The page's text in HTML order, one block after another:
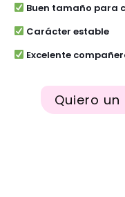
Buen tamaño para
Carácter estable
Excelente
Quiero